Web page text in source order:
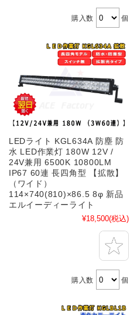
購入数 個
LEDライト KGL634A 防塵 防
水 LED作業灯 180W 12V /
24V兼用 6500K 10800LM
IP67 60連 長四角型 【拡散】
（ワイド）
114×740(810)×86.5 8φ 新品
エルイーディーライト
¥18,500(税込)
購入数 個